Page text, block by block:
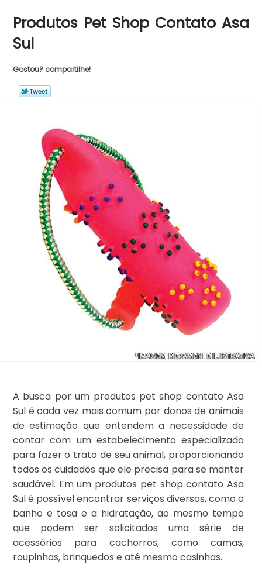
Produtos Pet Shop Contato Asa
Sul
Gostou? compartilhe!
A busca por um produtos pet shop contato Asa
Sul é cada vez mais comum por donos de animais
de estimação que entendem a necessidade de
contar com um estabelecimento especializado
para fazer o trato de seu animal, proporcionando
todos os cuidados que ele precisa para se manter
saudável. Em um produtos pet shop contato Asa
Sul é possível encontrar serviços diversos, como o
banho e tosa e a hidratação, ao mesmo tempo
que podem ser solicitados uma série de
acessórios para cachorros, como camas,
roupinhas, brinquedos e até mesmo casinhas.